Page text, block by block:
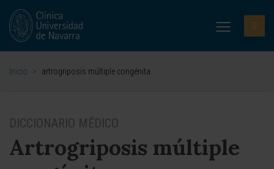
Inicio > artrogriposis múltiple congénita
DICCIONARIO MÉDICO
Artrogriposis múltiple